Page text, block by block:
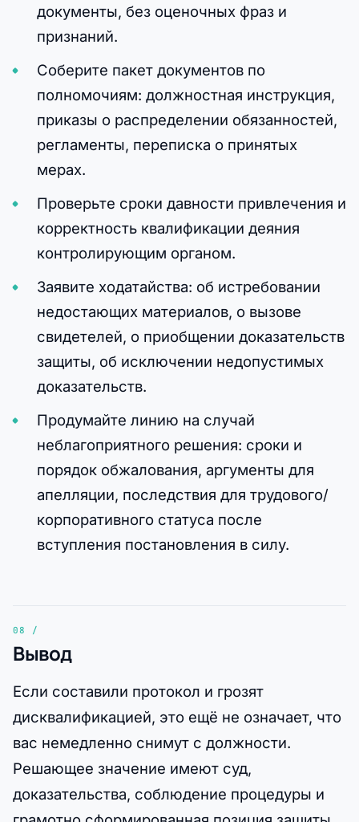
документы, без оценочных фраз и
признаний.
Соберите пакет документов по
полномочиям: должностная инструкция,
приказы о распределении обязанностей,
регламенты, переписка о принятых
мерах.
Проверьте сроки давности привлечения и
корректность квалификации деяния
контролирующим органом.
Заявите ходатайства: об истребовании
недостающих материалов, о вызове
свидетелей, о приобщении доказательств
защиты, об исключении недопустимых
доказательств.
Продумайте линию на случай
неблагоприятного решения: сроки и
порядок обжалования, аргументы для
апелляции, последствия для трудового/
корпоративного статуса после
вступления постановления в силу.
Вывод
Если составили протокол и грозят
дисквалификацией, это ещё не означает, что
вас немедленно снимут с должности.
Решающее значение имеют суд,
доказательства, соблюдение процедуры и